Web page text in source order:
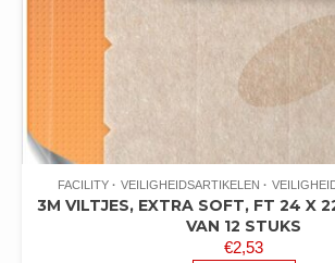
FACILITY VEILIGHEIDSARTIKELEN
3M VILTJES, EXTRA SOFT, FT 24 X
VAN 12 STUKS
€2,53